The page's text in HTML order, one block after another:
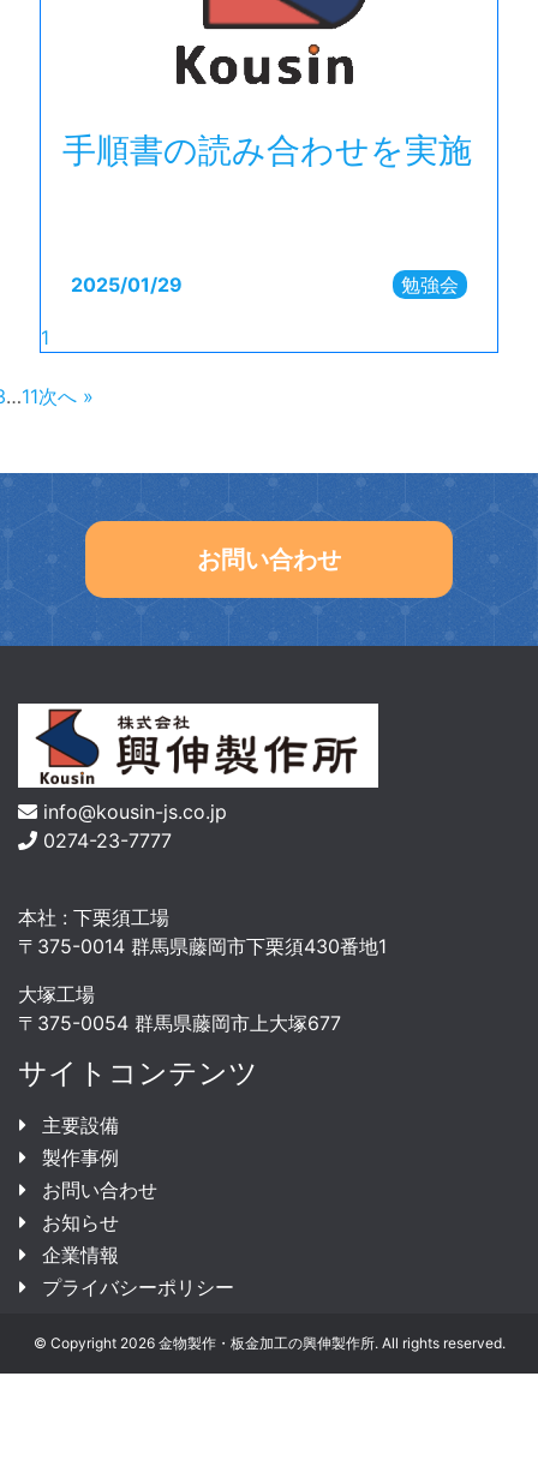
手順書の読み合わせを実施
2025/01/29 勉強会
1
…11次へ »
お問い合わせ
info@kousin-js.co.jp
0274-23-7777
本社 : 下栗須工場
〒375-0014 群馬県藤岡市下栗須430番地1
大塚工場
〒375-0054 群馬県藤岡市上大塚677
サイトコンテンツ
主要設備
製作事例
お問い合わせ
お知らせ
企業情報
プライバシーポリシー
© Copyright 2026 金物製作・板金加工の興伸製作所. All rights reserved.